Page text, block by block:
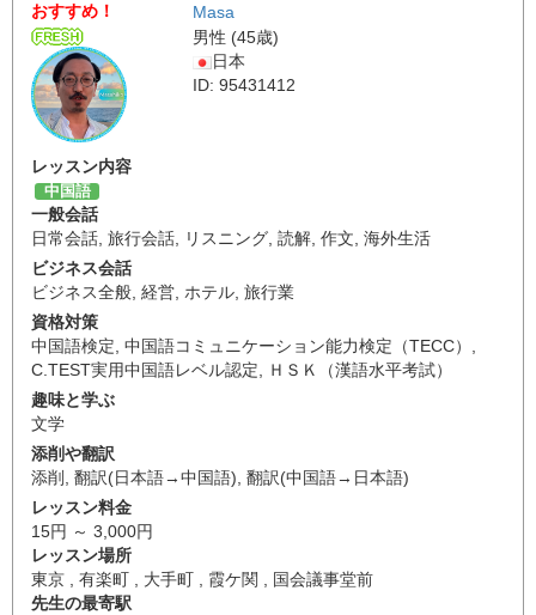
おすすめ！
Masa
男性 (45歳)
日本
ID: 95431412
レッスン内容
中国語
一般会話
日常会話, 旅行会話, リスニング, 読解, 作文, 海外生活
ビジネス会話
ビジネス全般, 経営, ホテル, 旅行業
資格対策
中国語検定, 中国語コミュニケーション能力検定（TECC） ,
C.TEST実用中国語レベル認定, ＨＳＫ（漢語水平考試）
趣味と学ぶ
文学
添削や翻訳
添削 , 翻訳(日本語→中国語), 翻訳(中国語→日本語)
レッスン料金
15円 ～ 3,000円
レッスン場所
東京 , 有楽町 , 大手町 , 霞ケ関 , 国会議事堂前
先生の最寄駅